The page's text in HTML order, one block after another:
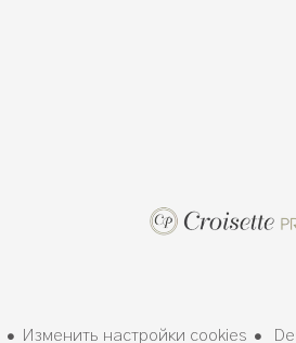
Изменить настройки cookies